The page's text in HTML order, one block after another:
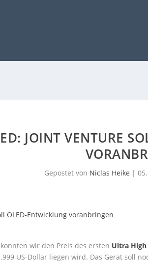
JOINT VENTURE
Gepostet von Niclas Heike |
wir den Preis des ersten Ultra High
US-Dollar liegen wird. Das Gerät soll